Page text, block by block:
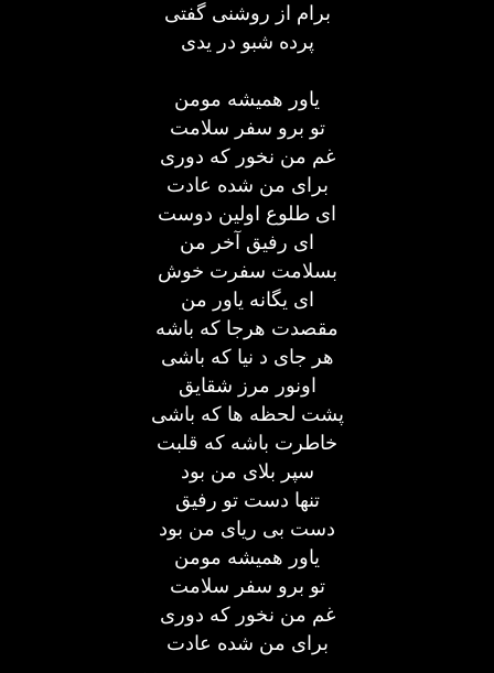
برام از روشنی گفتی
پرده شبو در یدی
یاور همیشه مومن
تو برو سفر سلامت
غم من نخور که دوری
برای من شده عادت
ای طلوع اولین دوست
ای رفیق آخر من
بسلامت سفرت خوش
ای یگانه یاور من
مقصدت هرجا که باشه
هر جای د نیا که باشی
اونور مرز شقایق
پشت لحظه ها که باشی
خاطرت باشه که قلبت
سپر بلای من بود
تنها دست تو رفیق
دست بی ریای من بود
یاور همیشه مومن
تو برو سفر سلامت
غم من نخور که دوری
برای من شده عادت